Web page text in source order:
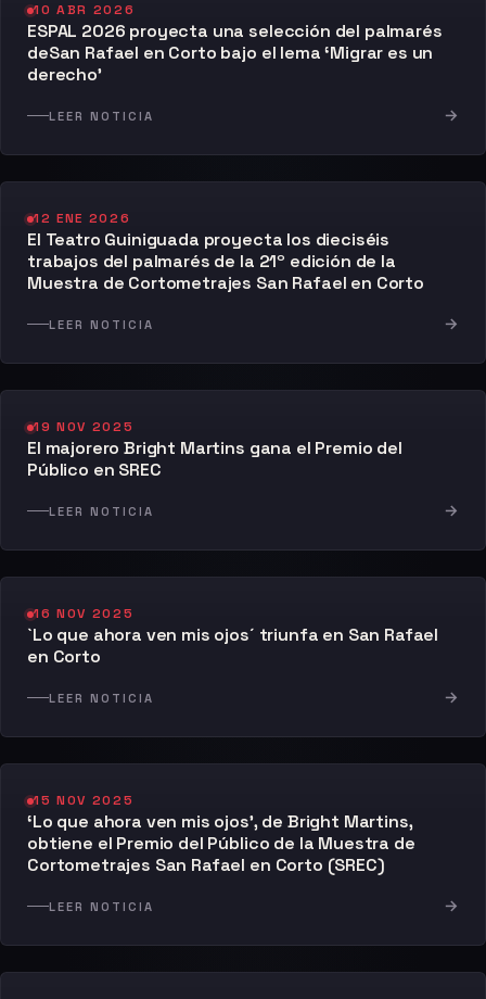
10 ABR 2026
ESPAL 2026 proyecta una selección del palmarés
deSan Rafael en Corto bajo el lema ‘Migrar es un
derecho’
LEER NOTICIA →
12 ENE 2026
El Teatro Guiniguada proyecta los dieciséis
trabajos del palmarés de la 21º edición de la
Muestra de Cortometrajes San Rafael en Corto
LEER NOTICIA →
19 NOV 2025
El majorero Bright Martins gana el Premio del
Público en SREC
LEER NOTICIA →
16 NOV 2025
`Lo que ahora ven mis ojos´ triunfa en San Rafael
en Corto
LEER NOTICIA →
15 NOV 2025
‘Lo que ahora ven mis ojos’, de Bright Martins,
obtiene el Premio del Público de la Muestra de
Cortometrajes San Rafael en Corto (SREC)
LEER NOTICIA →